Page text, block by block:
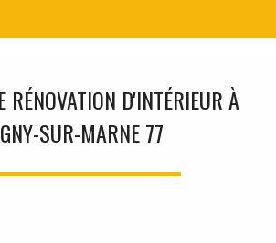
RÉNOVATION D'INTÉRIEUR À
SUR-MARNE 77